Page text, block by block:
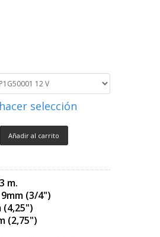
selección
Añadir al carrito
m.
(3/4")
(4,25")
(2,75")